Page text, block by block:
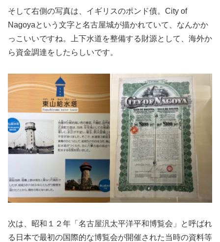
そして右側の写真は、イギリスのポンド債。City of
Nagoyaという文字と名古屋城が描かれていて、なんかか
っこいいですね。上下水道を整備する財源として、海外か
ら資金調達をしたらしいです。
次は、昭和１２年「名古屋汎太平洋平和博覧会」と呼ばれ
る日本で最初の国際的な博覧会が開催された当時の資料等